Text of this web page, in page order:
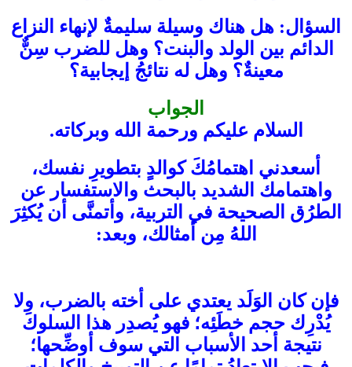
السؤال: هل هناك وسيلة سليمةٌ لإنهاء النزاع
الدائم بين الولد والبنت؟ وهل للضرب سِنٌّ
معينةٌ؟ وهل له نتائجُ إيجابية؟
الجواب
السلام عليكم ورحمة الله وبركاته.
أسعدني اهتمامُكَ كوالدٍ بتطويرِ نفسك،
واهتمامك الشديد بالبحث والاستفسار عن
الطرُق الصحيحة في التربية، وأتمنَّى أن يُكثِرَ
اللهُ مِن أمثالك، وبعد:
فإن كان الوَلَد يعتدي على أخته بالضرب، ولا
يُدْرِك حجم خطَئِه؛ فهو يُصدِر هذا السلوكَ
نتيجة أحد الأسباب التي سوف أوضِّحها؛